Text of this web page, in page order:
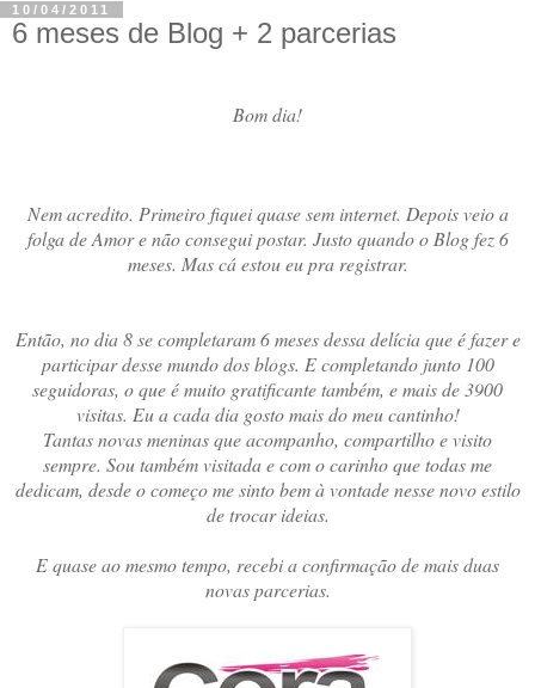
10/04/2011
6 meses de Blog + 2 parcerias
Bom dia!
Nem acredito. Primeiro fiquei quase sem internet. Depois veio a
folga de Amor e não consegui postar. Justo quando o Blog fez 6
meses. Mas cá estou eu pra registrar.
Então, no dia 8 se completaram 6 meses dessa delícia que é fazer e
participar desse mundo dos blogs. E completando junto 100
seguidoras, o que é muito gratificante também, e mais de 3900
visitas. Eu a cada dia gosto mais do meu cantinho!
Tantas novas meninas que acompanho, compartilho e visito
sempre. Sou também visitada e com o carinho que todas me
dedicam, desde o começo me sinto bem à vontade nesse novo estilo
de trocar ideias.
E quase ao mesmo tempo, recebi a confirmação de mais duas
novas parcerias.